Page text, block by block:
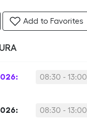
Add to Favorites
08:30 - 13:00
08:30 - 13:00